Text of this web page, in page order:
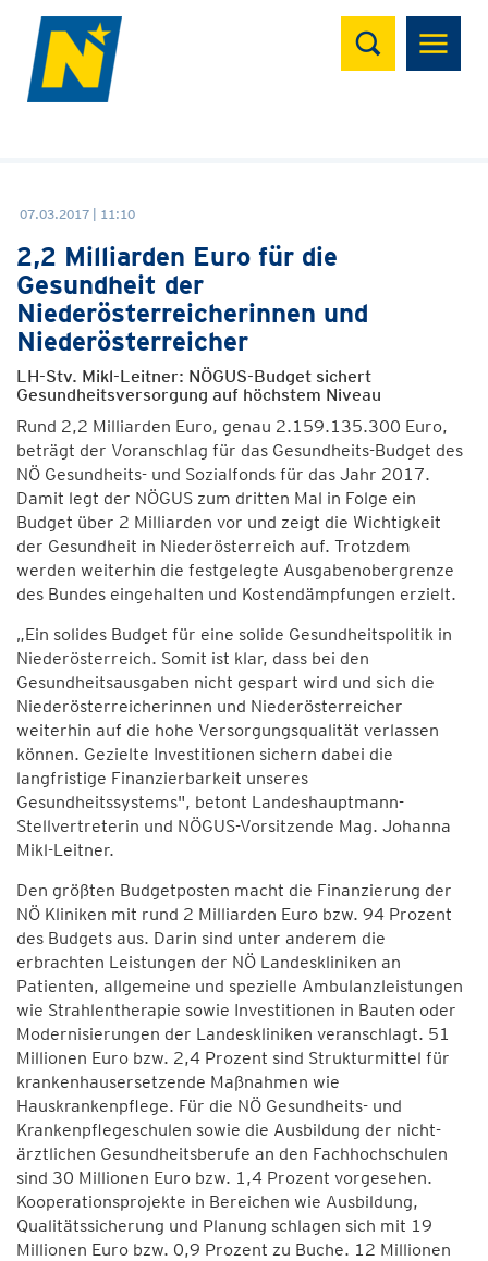
Suchen
07.03.2017 | 11:10
2,2 Milliarden Euro für die
Gesundheit der
Niederösterreicherinnen und
Niederösterreicher
LH-Stv. Mikl-Leitner: NÖGUS-Budget sichert
Gesundheitsversorgung auf höchstem Niveau
Rund 2,2 Milliarden Euro, genau 2.159.135.300 Euro,
beträgt der Voranschlag für das Gesundheits-Budget des
NÖ Gesundheits- und Sozialfonds für das Jahr 2017.
Damit legt der NÖGUS zum dritten Mal in Folge ein
Budget über 2 Milliarden vor und zeigt die Wichtigkeit
der Gesundheit in Niederösterreich auf. Trotzdem
werden weiterhin die festgelegte Ausgabenobergrenze
des Bundes eingehalten und Kostendämpfungen erzielt.
„Ein solides Budget für eine solide Gesundheitspolitik in
Niederösterreich. Somit ist klar, dass bei den
Gesundheitsausgaben nicht gespart wird und sich die
Niederösterreicherinnen und Niederösterreicher
weiterhin auf die hohe Versorgungsqualität verlassen
können. Gezielte Investitionen sichern dabei die
langfristige Finanzierbarkeit unseres
Gesundheitssystems", betont Landeshauptmann-
Stellvertreterin und NÖGUS-Vorsitzende Mag. Johanna
Mikl-Leitner.
Den größten Budgetposten macht die Finanzierung der
NÖ Kliniken mit rund 2 Milliarden Euro bzw. 94 Prozent
des Budgets aus. Darin sind unter anderem die
erbrachten Leistungen der NÖ Landeskliniken an
Patienten, allgemeine und spezielle Ambulanzleistungen
wie Strahlentherapie sowie Investitionen in Bauten oder
Modernisierungen der Landeskliniken veranschlagt. 51
Millionen Euro bzw. 2,4 Prozent sind Strukturmittel für
krankenhausersetzende Maßnahmen wie
Hauskrankenpflege. Für die NÖ Gesundheits- und
Krankenpflegeschulen sowie die Ausbildung der nicht-
ärztlichen Gesundheitsberufe an den Fachhochschulen
sind 30 Millionen Euro bzw. 1,4 Prozent vorgesehen.
Kooperationsprojekte in Bereichen wie Ausbildung,
Qualitätssicherung und Planung schlagen sich mit 19
Millionen Euro bzw. 0,9 Prozent zu Buche. 12 Millionen